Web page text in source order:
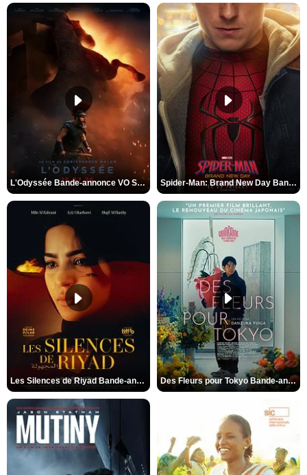
L'Odyssée Bande-annonce VO STFR Spider-Man: Brand New Day Bande-annonce VO STFR
Les Silences de Riyad Bande-annonce VO STFR Des Fleurs pour Tokyo Bande-annonce VO STFR